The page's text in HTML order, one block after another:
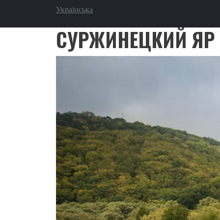
Перейти к основному содержанию
Українська
СУРЖИНЕЦКИЙ ЯР